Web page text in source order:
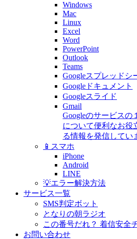
Windows
Mac
Linux
Excel
Word
PowerPoint
Outlook
Teams
Googleスプレッドシ
Googleドキュメント
Googleスライド
Gmail
Googleのサービスの
について便利なお役
る情報を発信してい
📱スマホ
iPhone
Android
LINE
💡エラー解決方法
サービス一覧
SMS判定ボット
となりの朝ラジオ
この番号だれ？ 着信安全
お問い合わせ